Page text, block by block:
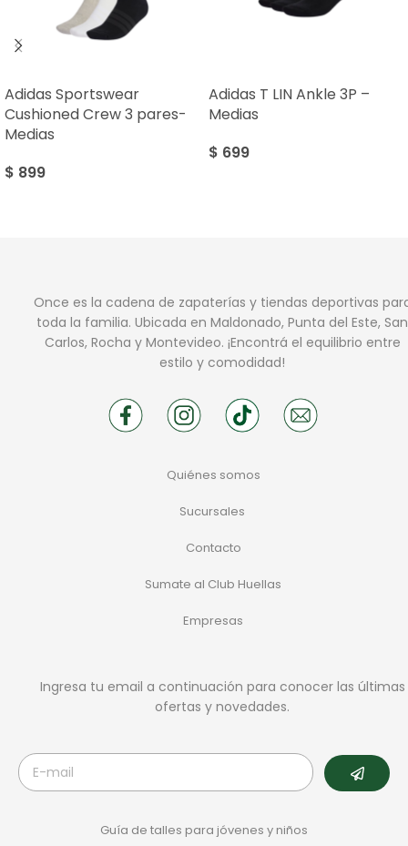
Adidas Sportswear
Cushioned Crew 3 pares-
Medias
$ 899
Adidas T LIN Ankle 3P –
Medias
$ 699
Once es la cadena de zapaterías y tiendas deportivas
toda la familia. Ubicada en Maldonado, Punta del Este, San
Carlos, Rocha y Montevideo. ¡Encontrá el equilibrio entre
estilo y comodidad!
Quiénes somos
Sucursales
Contacto
Sumate al Club Huellas
Empresas
Ingresa tu email a continuación para conocer las últimas
ofertas y novedades.
Guía de talles para jóvenes y niños